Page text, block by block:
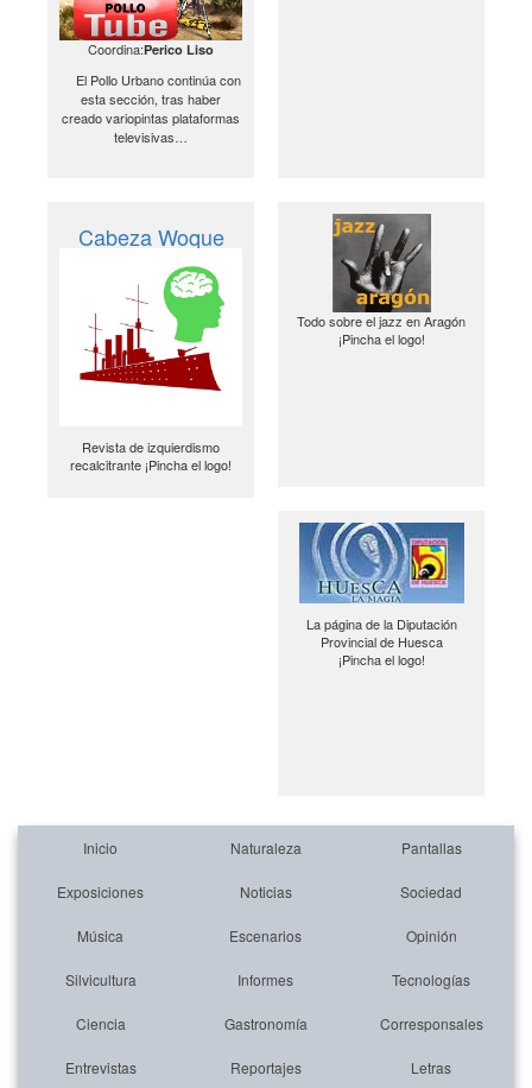
Coordina:Perico Liso
El Pollo Urbano continúa con
esta sección, tras haber
creado variopintas plataformas
televisivas…
Cabeza Woque
Revista de izquierdismo
recalcitrante ¡Pincha el logo!
Todo sobre el jazz en Aragón
¡Pincha el logo!
La página de la Diputación
Provincial de Huesca
¡Pincha el logo!
Inicio Naturaleza Pantallas
Exposiciones Noticias Sociedad
Música Escenarios Opinión
Silvicultura Informes Tecnologías
Ciencia Gastronomía Corresponsales
Entrevistas Reportajes Letras